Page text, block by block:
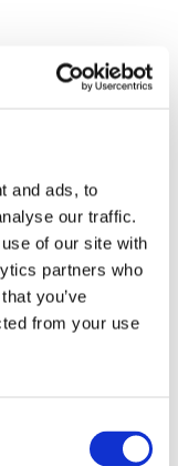
and ads, to
our traffic.
of our site with
partners who
you’ve
from your use